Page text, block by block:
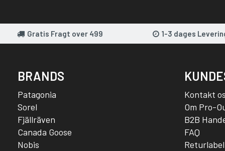
Gratis Fragt over 499 1-3 dages
BRANDS
Patagonia
Sorel
Fjällräven
Canada Goose
Nobis
Kontakt os
Om Pro-
B2B
FAQ
Returlabel